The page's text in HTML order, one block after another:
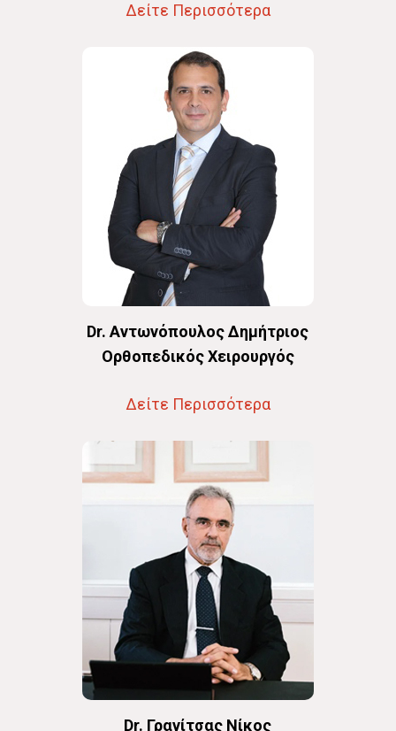
Δείτε Περισσότερα
Dr. Αντωνόπουλος Δημήτριος
Oρθοπεδικός Χειρουργός
Δείτε Περισσότερα
Dr. Γρανίτσας Νίκος